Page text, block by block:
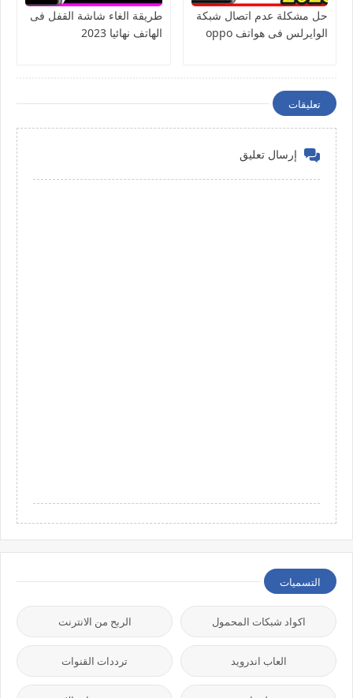
حل مشكلة عدم اتصال شبكة
الوايرلس فى هواتف oppo
طريقة الغاء شاشة القفل فى
الهاتف نهائيا 2023
تعليقات
إرسال تعليق
التسميات
اكواد شبكات المحمول الربح من الانترنت
العاب اندرويد ترددات القنوات